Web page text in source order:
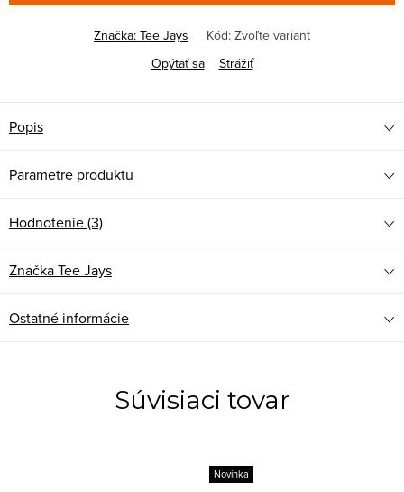
Značka: Tee Jays Kód: Zvoľte variant
Opýtať sa
Strážiť
Popis
Parametre produktu
Hodnotenie (3)
ZnačkaTee Jays
Ostatné informácie
Súvisiaci tovar
Novinka